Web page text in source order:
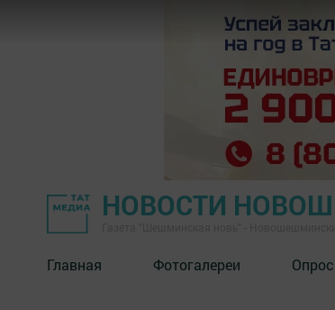
НОВОСТИ
Главная Фотогалереи